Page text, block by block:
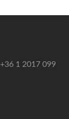
+36 1 2017 099